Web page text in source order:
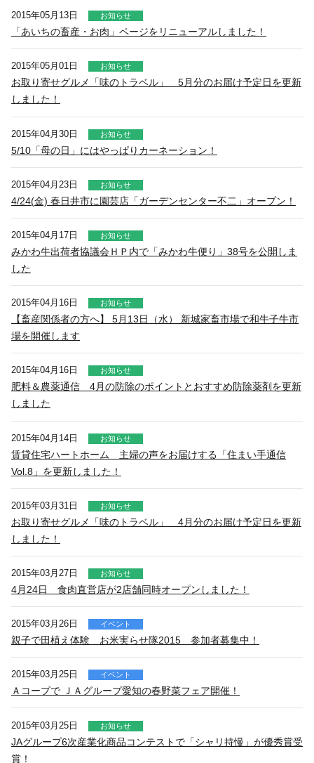
2015年05月13日 お知らせ
「あいちの畜産・お肉」ページをリニューアルしました！
2015年05月01日 お知らせ
お取り寄せグルメ「味のトラベル」 5月分のお届け予定日を更新
しました！
2015年04月30日 お知らせ
5/10「母の日」にはやっぱりカーネーション！
2015年04月23日 お知らせ
4/24(金) 春日井市に園芸店「ガーデンセンター不二」オープン！
2015年04月17日 お知らせ
みかわ牛出荷者協議会ＨＰ内で「みかわ牛便り」38号を公開しま
した
2015年04月16日 お知らせ
【畜産関係者の方へ】 5月13日（水） 新城家畜市場で和牛子牛市
場を開催します
2015年04月16日 お知らせ
肥料＆農薬通信 4月の防除のポイントとおすすめ防除薬剤を更新
しました
2015年04月14日 お知らせ
賃貸住宅ハートホーム 主婦の声をお届けする「住まい手通信
Vol.8」を更新しました！
2015年03月31日 お知らせ
お取り寄せグルメ「味のトラベル」 4月分のお届け予定日を更新
しました！
2015年03月27日 お知らせ
4月24日 食肉直営店が2店舗同時オープンしました！
2015年03月26日 イベント
親子で田植え体験 お米実らせ隊2015 参加者募集中！
2015年03月25日 イベント
Ａコープで ＪＡグループ愛知の春野菜フェア開催！
2015年03月25日 お知らせ
JAグループ6次産業化商品コンテストで「シャリ持慢」が優秀賞受
賞！